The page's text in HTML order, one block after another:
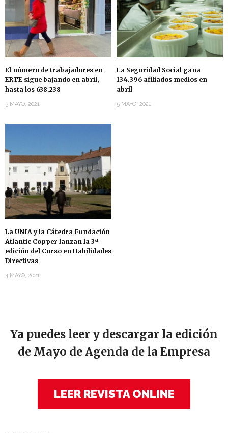
El número de trabajadores en
ERTE sigue bajando en abril,
hasta los 638.238
5 MAYO, 2021
La Seguridad Social gana
134.396 afiliados medios en
abril
5 MAYO, 2021
La UNIA y la Cátedra Fundación
Atlantic Copper lanzan la 3ª
edición del Curso en Habilidades
Directivas
4 MAYO, 2021
Ya puedes leer y descargar la edición
de Mayo de Agenda de la Empresa
LEER REVISTA ONLINE